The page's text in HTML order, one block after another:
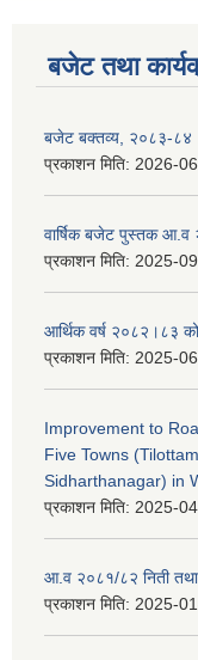
बजेट तथा
बजेट बक्तव्य, २०८३-८४
प्रकाशन मिति: 2026-
वार्षिक बजेट पुस्तक आ.व
प्रकाशन मिति: 2025-
आर्थिक वर्ष २०८२।८३
प्रकाशन मिति: 2025-
Improvement to
Five Towns
Sidharthanagar) in
प्रकाशन मिति: 2025-
आ.व २०८१/८२ निती तथा
प्रकाशन मिति: 2025-